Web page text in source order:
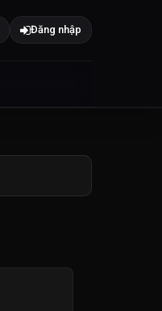
Đăng nhập